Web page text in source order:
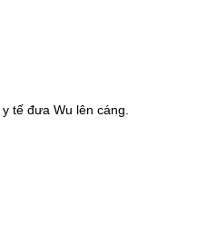
tế đưa Wu lên cáng.